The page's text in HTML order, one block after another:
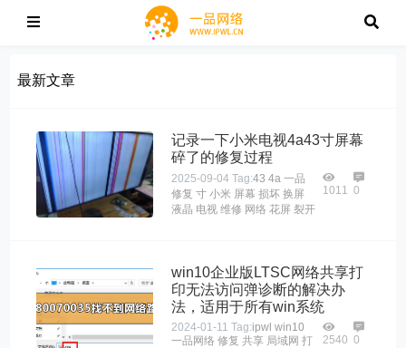
最新文章
记录一下小米电视4a43寸屏幕
碎了的修复过程
2025-09-04 Tag:43 4a 一品
修复 寸 小米 屏幕 损坏 换屏
液晶 电视 维修 网络 花屏 裂开
1011 0
win10企业版LTSC网络共享打
印无法访问弹诊断的解决办
法，适用于所有win系统
2024-01-11 Tag:ipwl win10
一品网络 修复 共享 局域网 打
2540 0